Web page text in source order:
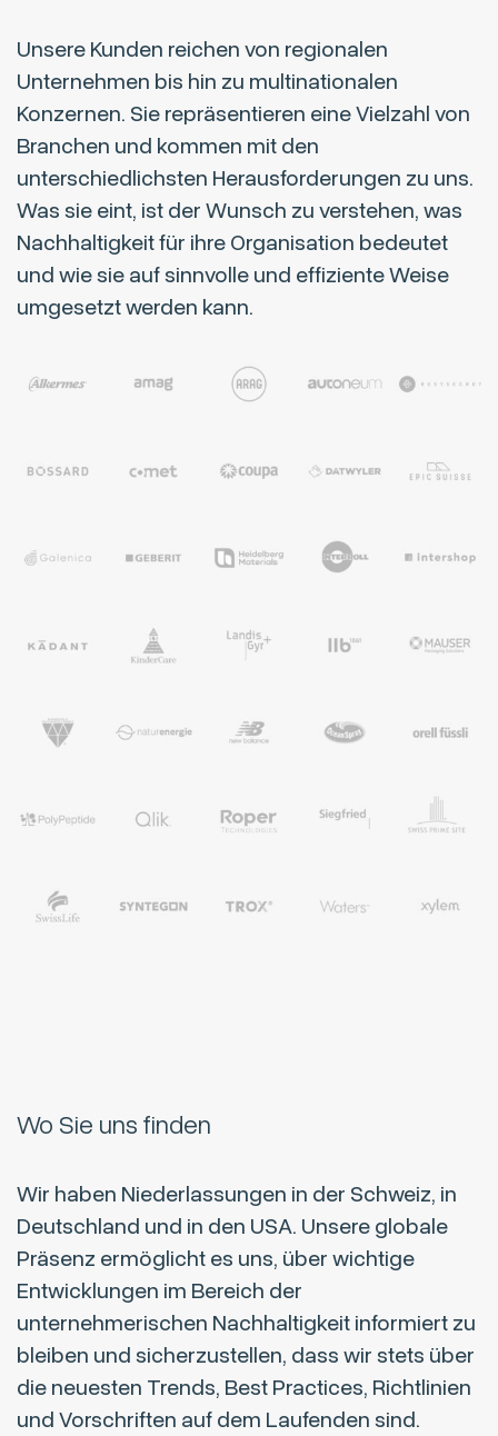
Unsere Kunden reichen von regionalen
Unternehmen bis hin zu multinationalen
Konzernen. Sie repräsentieren eine Vielzahl von
Branchen und kommen mit den
unterschiedlichsten Herausforderungen zu uns.
Was sie eint, ist der Wunsch zu verstehen, was
Nachhaltigkeit für ihre Organisation bedeutet
und wie sie auf sinnvolle und effiziente Weise
umgesetzt werden kann.
Wo Sie uns finden
Wir haben Niederlassungen in der Schweiz, in
Deutschland und in den USA. Unsere globale
Präsenz ermöglicht es uns, über wichtige
Entwicklungen im Bereich der
unternehmerischen Nachhaltigkeit informiert zu
bleiben und sicherzustellen, dass wir stets über
die neuesten Trends, Best Practices, Richtlinien
und Vorschriften auf dem Laufenden sind.